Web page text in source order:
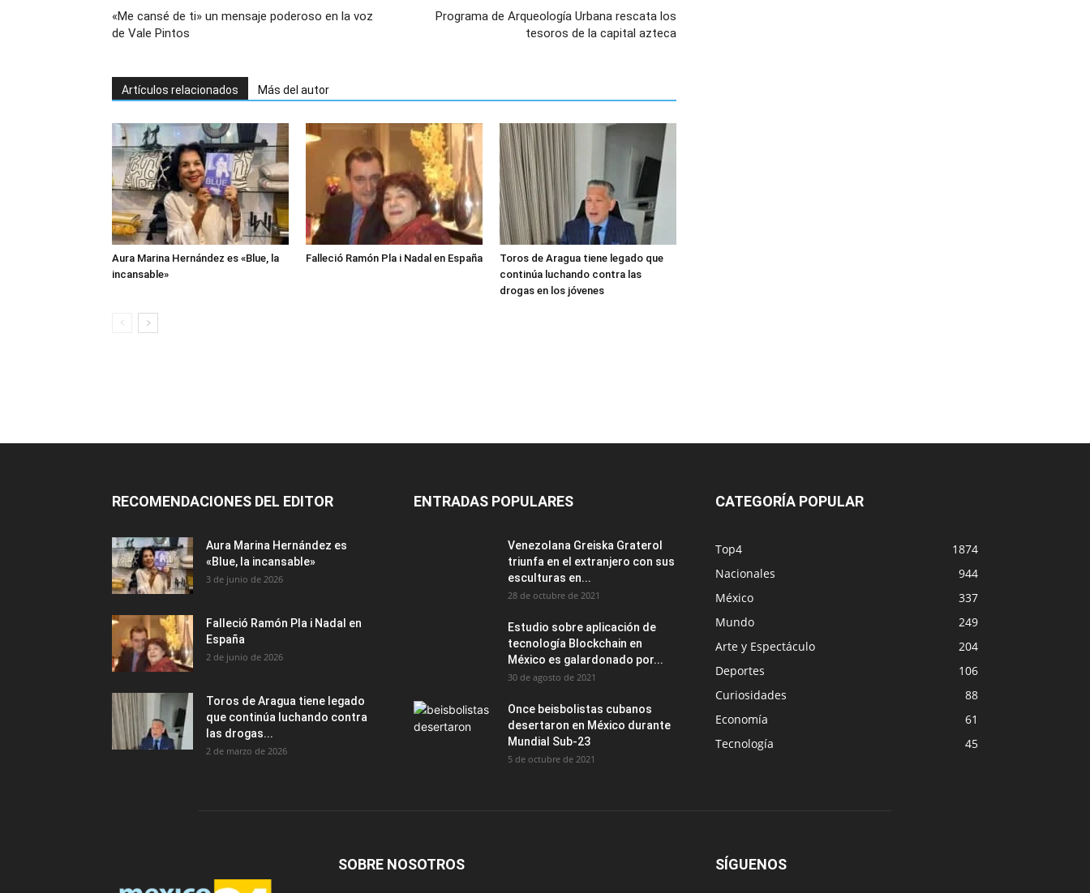
«Me cansé de ti» un mensaje poderoso en la voz
de Vale Pintos
Programa de Arqueología Urbana rescata los
tesoros de la capital azteca
Artículos relacionados Más del autor
Aura Marina Hernández es «Blue, la
incansable»
Falleció Ramón Pla i Nadal en España
Toros de Aragua tiene legado que
continúa luchando contra las
drogas en los jóvenes
RECOMENDACIONES DEL EDITOR
Aura Marina Hernández es
«Blue, la incansable»
3 de junio de 2026
Falleció Ramón Pla i Nadal en
España
2 de junio de 2026
Toros de Aragua tiene legado
que continúa luchando contra
las drogas...
2 de marzo de 2026
ENTRADAS POPULARES
Venezolana Greiska Graterol
triunfa en el extranjero con sus
esculturas en...
28 de octubre de 2021
Estudio sobre aplicación de
tecnología Blockchain en
México es galardonado por...
30 de agosto de 2021
Once beisbolistas cubanos
desertaron en México durante
Mundial Sub-23
5 de octubre de 2021
CATEGORÍA POPULAR
Top4
1874
Nacionales
944
México
337
Mundo
249
Arte y Espectáculo
204
Deportes
106
Curiosidades
88
Economía
61
Tecnología
45
SOBRE NOSOTROS SÍGUENOS